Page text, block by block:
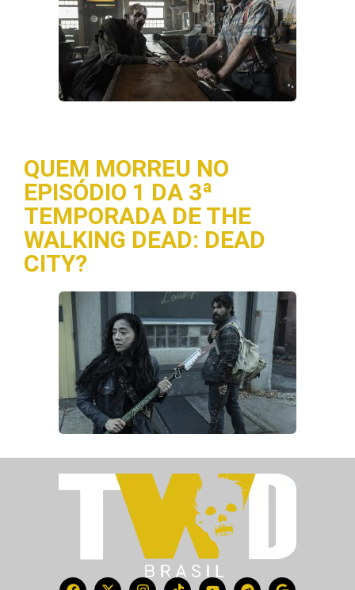
QUEM MORREU NO
EPISÓDIO 1 DA 3ª
TEMPORADA DE THE
WALKING DEAD: DEAD
CITY?